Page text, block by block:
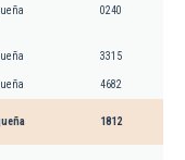
0240
3315
4682
1812